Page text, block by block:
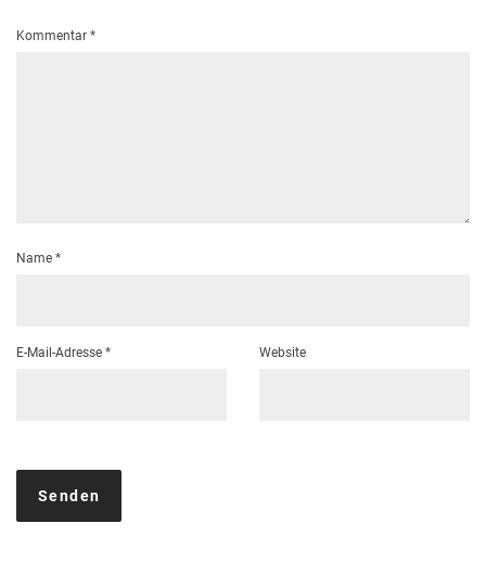
Kommentar *
Name *
E-Mail-Adresse * Website